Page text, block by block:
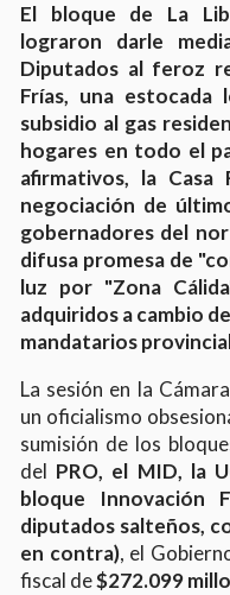
El bloque de La
lograron darle
Diputados al feroz
Frías, una
subsidio al gas
hogares en todo el
afirmativos, la
negociación de
gobernadores del
difusa promesa de
luz por "Zona
adquiridos a cambio
mandatarios
La sesión en la
un oficialismo
sumisión de los
del PRO, el MID, la
bloque Innovación
diputados salteños,
en contra), el
fiscal de$272.099